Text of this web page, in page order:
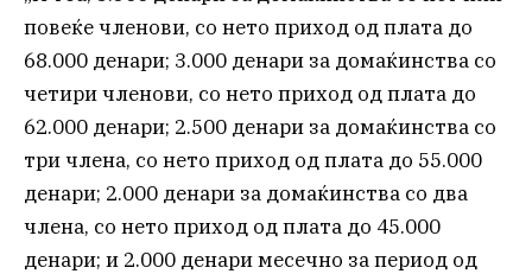
повеќе членови, со нето приход од плата до
68.000 денари; 3.000 денари за домаќинства со
четири членови, со нето приход од плата до
62.000 денари; 2.500 денари за домаќинства со
три члена, со нето приход од плата до 55.000
денари; 2.000 денари за домаќинства со два
члена, со нето приход од плата до 45.000
денари; и 2.000 денари месечно за период од